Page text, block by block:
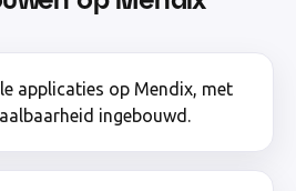
applicaties op Mendix, met
ingebouwd.